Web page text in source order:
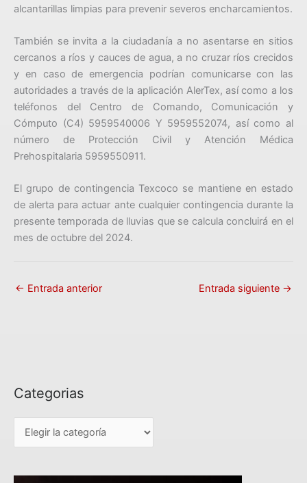
alcantarillas limpias para prevenir severos encharcamientos.
También se invita a la ciudadanía a no asentarse en sitios
cercanos a ríos y cauces de agua, a no cruzar ríos crecidos
y en caso de emergencia podrían comunicarse con las
autoridades a través de la aplicación AlerTex, así como a los
teléfonos del Centro de Comando, Comunicación y
Cómputo (C4) 5959540006 Y 5959552074, así como al
número de Protección Civil y Atención Médica
Prehospitalaria 5959550911.
El grupo de contingencia Texcoco se mantiene en estado
de alerta para actuar ante cualquier contingencia durante la
presente temporada de lluvias que se calcula concluirá en el
mes de octubre del 2024.
← Entrada anterior Entrada siguiente →
Categorias
C